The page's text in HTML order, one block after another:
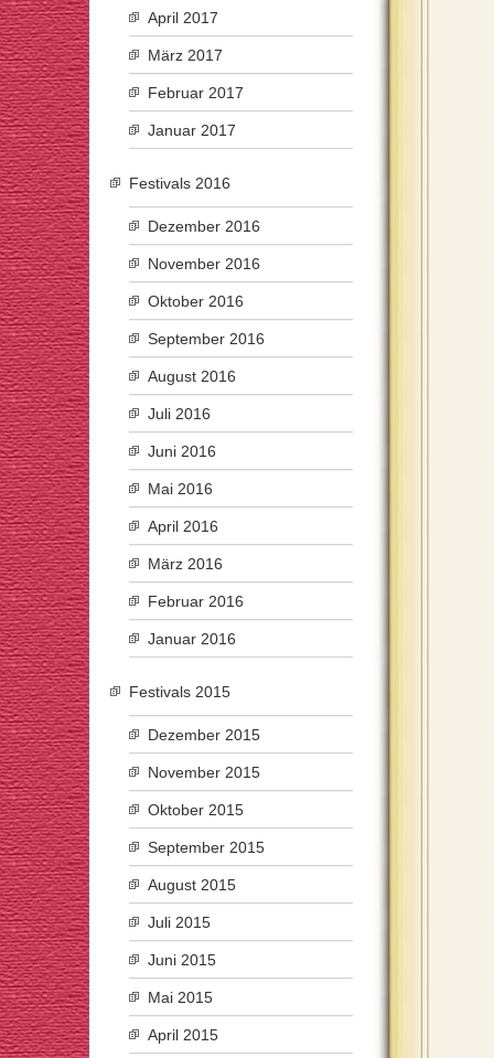
April 2017
März 2017
Februar 2017
Januar 2017
Festivals 2016
Dezember 2016
November 2016
Oktober 2016
September 2016
August 2016
Juli 2016
Juni 2016
Mai 2016
April 2016
März 2016
Februar 2016
Januar 2016
Festivals 2015
Dezember 2015
November 2015
Oktober 2015
September 2015
August 2015
Juli 2015
Juni 2015
Mai 2015
April 2015